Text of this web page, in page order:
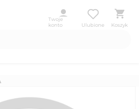
Twoje
konto
Ulubione Koszyk